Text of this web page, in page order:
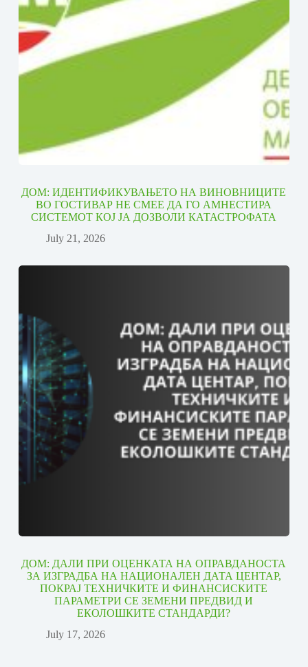
ДОМ: ИДЕНТИФИКУВАЊЕТО НА ВИНОВНИЦИТЕ
ВО ГОСТИВАР НЕ СМЕЕ ДА ГО АМНЕСТИРА
СИСТЕМОТ КОЈ ЈА ДОЗВОЛИ КАТАСТРОФАТА
July 21, 2026
ДОМ: ДАЛИ ПРИ ОЦЕНКАТА НА ОПРАВДАНОСТА
ЗА ИЗГРАДБА НА НАЦИОНАЛЕН ДАТА ЦЕНТАР,
ПОКРАЈ ТЕХНИЧКИТЕ И ФИНАНСИСКИТЕ
ПАРАМЕТРИ СЕ ЗЕМЕНИ ПРЕДВИД И
ЕКОЛОШКИТЕ СТАНДАРДИ?
July 17, 2026